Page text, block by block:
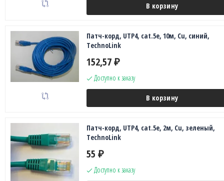
В корзину
Патч-корд, UTP4, cat.5e, 10м, Сu, синий,
TechnoLink
152,57 ₽
Доступно к заказу
В корзину
Патч-корд, UTP4, cat.5e, 2м, Сu, зеленый,
TechnoLink
55 ₽
Доступно к заказу